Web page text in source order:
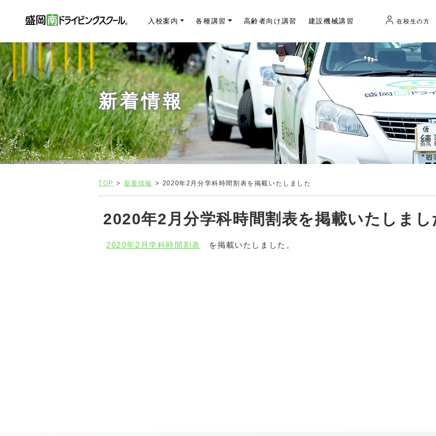
入校案内 各種講習 高齢者向け講習 建設機械講習 在校生の方
新着情報
TOP > 新着情報 > 2020年2月分学科時間割表を掲載いたしました
2020年2月分学科時間割表を掲載いたしまし
2020年2月学科時間割表 を掲載いたしました。